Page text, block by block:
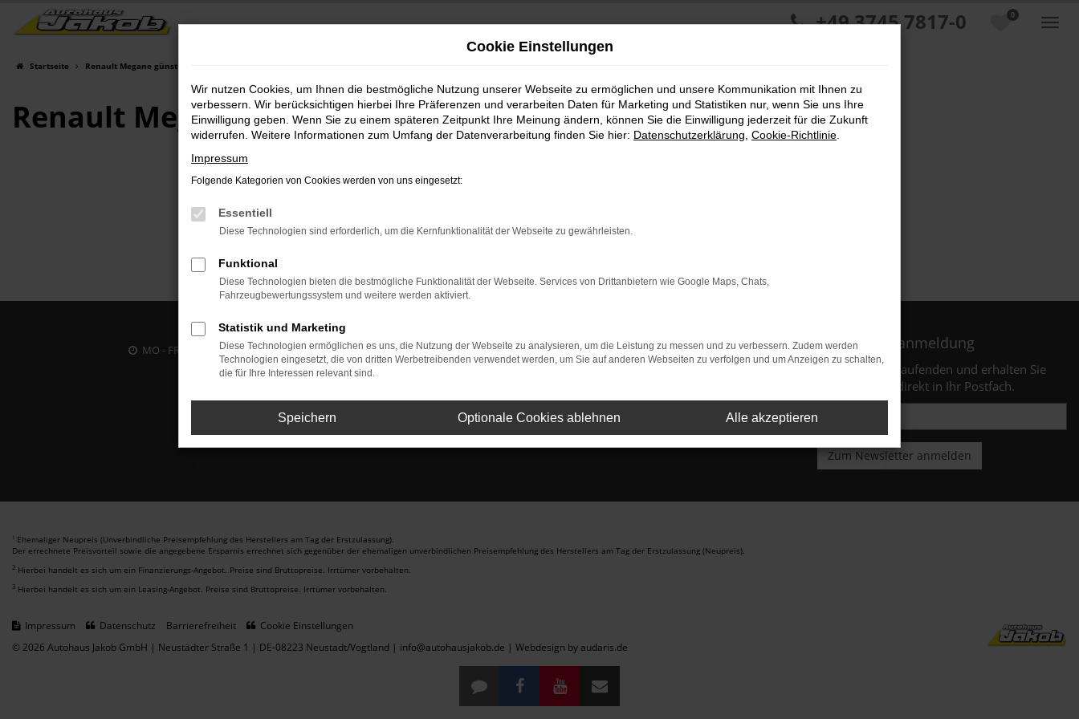
Zum
Hauptinhalt
0
+49 3745 7817-0
Startseite Renault Megane günstig kaufen
Renault Megane EU-Neuwagen günstig kaufen
MO - FR: 07:00 bis 18:00 Uhr | SA: 09:30 bis 12:00 Uhr +49 3745 7817-0 Newsletteranmeldung
Bleiben Sie stets auf dem Laufenden und erhalten Sie
Benachrichtigungen direkt in Ihr Postfach.
1 Ehemaliger Neupreis (Unverbindliche Preisempfehlung des Herstellers am Tag der Erstzulassung).
Der errechnete Preisvorteil sowie die angegebene Ersparnis errechnet sich gegenüber der ehemaligen unverbindlichen Preisempfehlung des Herstellers am Tag der Erstzulassung (Neupreis).
2 Hierbei handelt es sich um ein Finanzierungs-Angebot. Preise sind Bruttopreise. Irrtümer vorbehalten.
3 Hierbei handelt es sich um ein Leasing-Angebot. Preise sind Bruttopreise. Irrtümer vorbehalten.
Impressum Datenschutz Barrierefreiheit
Cookie Einstellungen
© 2026 Autohaus Jakob GmbH | Neustädter Straße 1 | DE-08223 Neustadt/Vogtland | info@autohausjakob.de | Webdesign by audaris.de
Cookie Einstellungen
Wir nutzen Cookies, um Ihnen die bestmögliche Nutzung unserer Webseite zu ermöglichen und unsere Kommunikation mit Ihnen zu
verbessern. Wir berücksichtigen hierbei Ihre Präferenzen und verarbeiten Daten für Marketing und Statistiken nur, wenn Sie uns Ihre
Einwilligung geben. Wenn Sie zu einem späteren Zeitpunkt Ihre Meinung ändern, können Sie die Einwilligung jederzeit für die Zukunft
widerrufen. Weitere Informationen zum Umfang der Datenverarbeitung finden Sie hier: Datenschutzerklärung Cookie-Richtlinie
Impressum
Folgende Kategorien von Cookies werden von uns eingesetzt:
Essentiell
Diese Technologien sind erforderlich, um die Kernfunktionalität der Webseite zu gewährleisten.
Funktional
Diese Technologien bieten die bestmögliche Funktionalität der Webseite. Services von Drittanbietern wie Google Maps, Chats,
Fahrzeugbewertungssystem und weitere werden aktiviert.
Statistik und Marketing
Diese Technologien ermöglichen es uns, die Nutzung der Webseite zu analysieren, um die Leistung zu messen und zu verbessern. Zudem werden
Technologien eingesetzt, die von dritten Werbetreibenden verwendet werden, um Sie auf anderen Webseiten zu verfolgen und um Anzeigen zu schalten,
die für Ihre Interessen relevant sind.
Speichern Optionale Cookies ablehnen Alle akzeptieren